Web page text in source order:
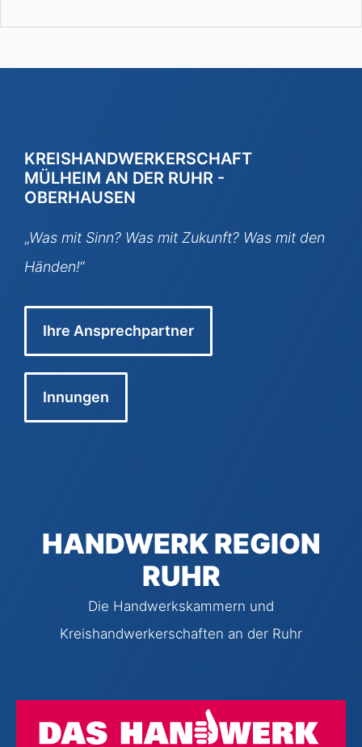
KREISHANDWERKERSCHAFT
MÜLHEIM AN DER RUHR -
OBERHAUSEN
„Was mit Sinn? Was mit Zukunft? Was mit den
Händen!“
Ihre Ansprechpartner
Innungen
HANDWERK REGION
RUHR
Die Handwerkskammern und
Kreishandwerkerschaften an der Ruhr